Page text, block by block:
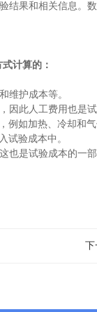
结果和相关信息。
计算的：
维护成本等。
因此人工费用也是试
如加热、冷却和气
试验成本中。
也是试验成本的一部